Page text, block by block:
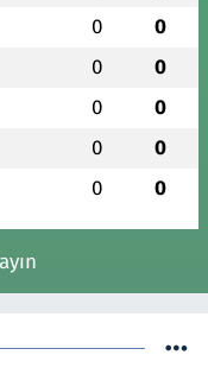
0 0
0 0
0 0
0 0
0 0